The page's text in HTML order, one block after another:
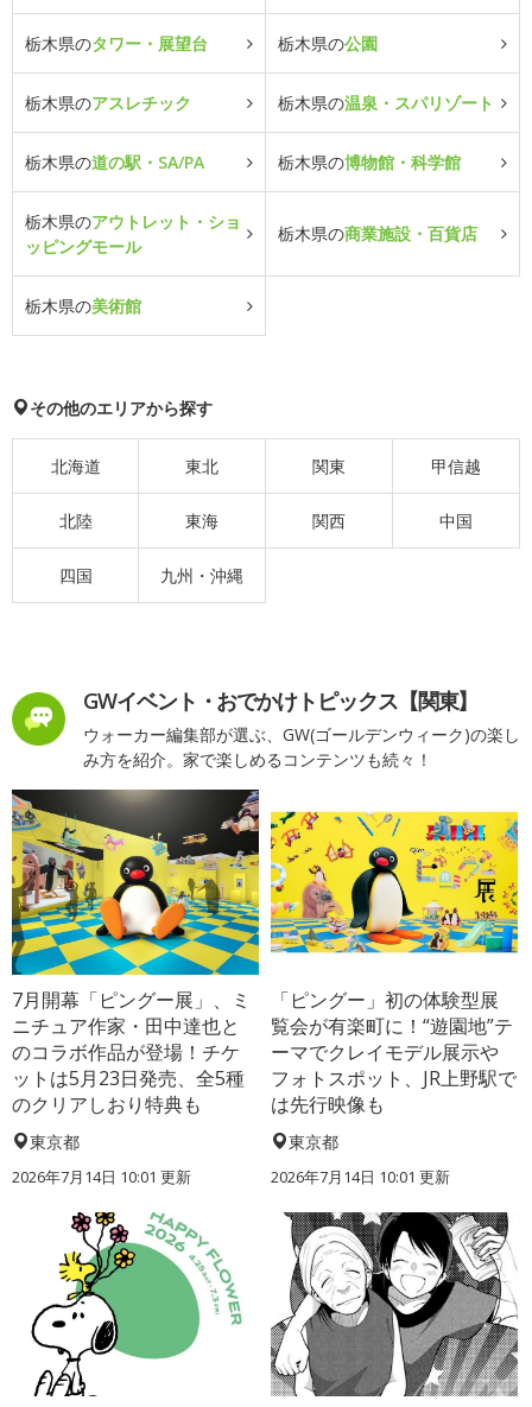
栃木県のタワー・展望台 栃木県の公園
栃木県のアスレチック 栃木県の温泉・スパリゾート
栃木県の道の駅・SA/PA 栃木県の博物館・科学館
栃木県のアウトレット・ショ
ッピングモール
栃木県の商業施設・百貨店
栃木県の美術館
その他のエリアから探す
北海道 東北 関東 甲信越
北陸 東海 関西 中国
四国 九州・沖縄
GWイベント・おでかけトピックス【関東】
ウォーカー編集部が選ぶ、GW(ゴールデンウィーク)の楽し
み方を紹介。家で楽しめるコンテンツも続々！
7月開幕「ピングー展」、ミ
ニチュア作家・田中達也と
のコラボ作品が登場！チケ
ットは5月23日発売、全5種
のクリアしおり特典も
東京都
2026年7月14日 10:01 更新
「ピングー」初の体験型展
覧会が有楽町に！“遊園地”テ
ーマでクレイモデル展示や
フォトスポット、JR上野駅で
は先行映像も
東京都
2026年7月14日 10:01 更新